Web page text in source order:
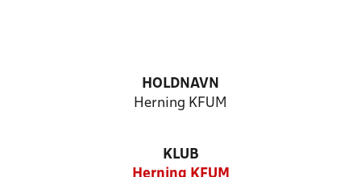
HOLDNAVN
Herning KFUM
KLUB
Herning KFUM